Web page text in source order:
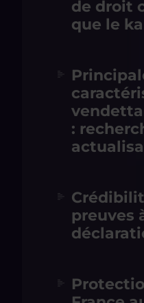
de droit
que le
:
preuves